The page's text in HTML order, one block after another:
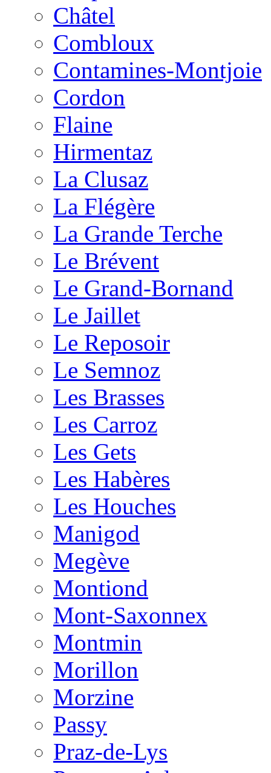
Châtel
Combloux
Contamines-Montjoie
Cordon
Flaine
Hirmentaz
La Clusaz
La Flégère
La Grande Terche
Le Brévent
Le Grand-Bornand
Le Jaillet
Le Reposoir
Le Semnoz
Les Brasses
Les Carroz
Les Gets
Les Habères
Les Houches
Manigod
Megève
Montiond
Mont-Saxonnex
Montmin
Morillon
Morzine
Passy
Praz-de-Lys